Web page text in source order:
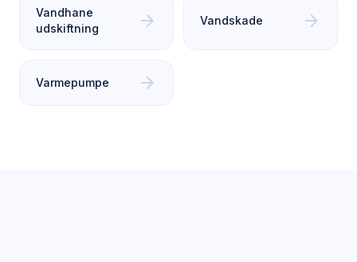
Vandhane
udskiftning
arrow_forward Vandskade arrow_forward
Varmepumpe arrow_forward